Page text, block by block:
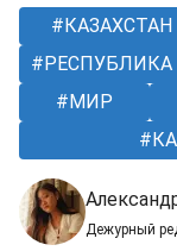
КАЗАХСТАН
РЕСПУБЛИКА
МИР
Дежурный